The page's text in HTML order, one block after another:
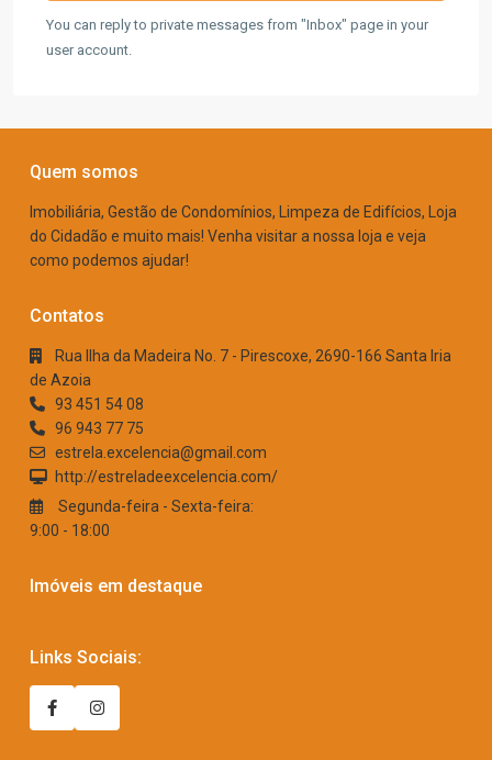
You can reply to private messages from "Inbox" page in your
user account.
Quem somos
Imobiliária, Gestão de Condomínios, Limpeza de Edifícios, Loja
do Cidadão e muito mais! Venha visitar a nossa loja e veja
como podemos ajudar!
Contatos
Rua Ilha da Madeira No. 7 - Pirescoxe, 2690-166 Santa Iria
de Azoia
93 451 54 08
96 943 77 75
estrela.excelencia@gmail.com
http://estreladeexcelencia.com/
Segunda-feira - Sexta-feira:
9:00 - 18:00
Imóveis em destaque
Links Sociais: